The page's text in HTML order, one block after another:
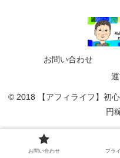
お問い合わせ
© 2018 【アフィライフ】初
円
お問い合わせ プラ